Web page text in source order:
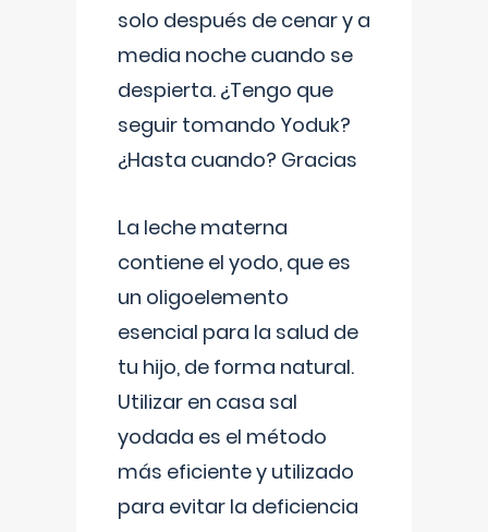
solo después de cenar y a
media noche cuando se
despierta. ¿Tengo que
seguir tomando Yoduk?
¿Hasta cuando? Gracias
La leche materna
contiene el yodo, que es
un oligoelemento
esencial para la salud de
tu hijo, de forma natural.
Utilizar en casa sal
yodada es el método
más eficiente y utilizado
para evitar la deficiencia